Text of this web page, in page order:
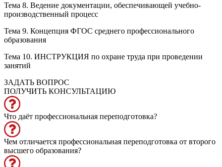
Тема 8. Ведение документации, обеспечивающей учебно-
производственный процесс
Тема 9. Концепция ФГОС среднего профессионального
образования
Тема 10. ИНСТРУКЦИЯ по охране труда при проведении
занятий
ЗАДАТЬ ВОПРОС
ПОЛУЧИТЬ КОНСУЛЬТАЦИЮ
Что даёт профессиональная переподготовка?
Чем отличается профессиональная переподготовка от второго
высшего образования?